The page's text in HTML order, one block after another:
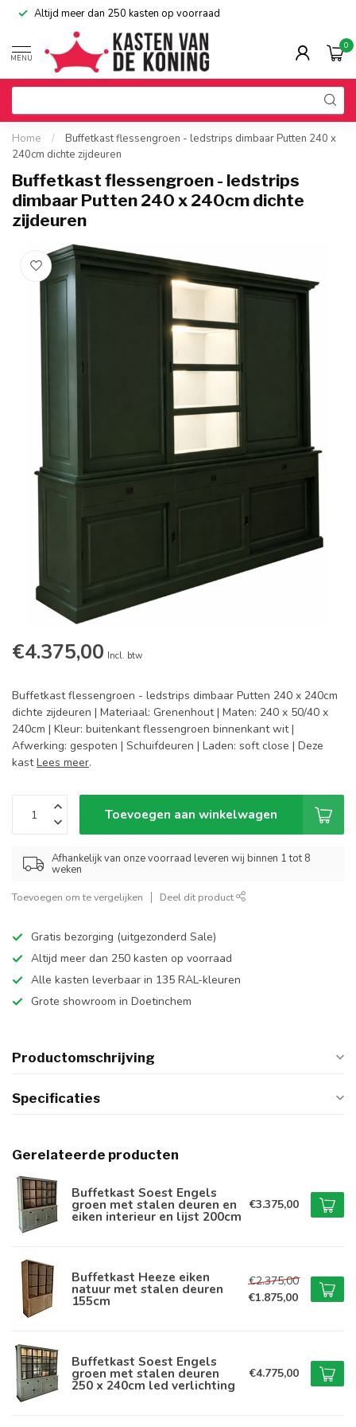
Altijd meer dan 250 kasten op voorraad
MENU
0
Home /
Buffetkast flessengroen - ledstrips dimbaar Putten 240 x
240cm dichte zijdeuren
Buffetkast flessengroen - ledstrips
dimbaar Putten 240 x 240cm dichte
zijdeuren
€4.375,00 Incl. btw
Buffetkast flessengroen - ledstrips dimbaar Putten 240 x 240cm
dichte zijdeuren | Materiaal: Grenenhout | Maten: 240 x 50/40 x
240cm | Kleur: buitenkant flessengroen binnenkant wit |
Afwerking: gespoten | Schuifdeuren | Laden: soft close | Deze
kastLees meer.
Toevoegen aan winkelwagen
Afhankelijk van onze voorraad leveren wij binnen 1 tot 8
weken
Toevoegen om te vergelijken Deel dit product
Gratis bezorging (uitgezonderd Sale)
Altijd meer dan 250 kasten op voorraad
Alle kasten leverbaar in 135 RAL-kleuren
Grote showroom in Doetinchem
Productomschrijving
Specificaties
Gerelateerde producten
Buffetkast Soest Engels
groen met stalen deuren en
eiken interieur en lijst 200cm
€3.375,00
Buffetkast Heeze eiken
natuur met stalen deuren
155cm
€2.375,00
€1.875,00
Buffetkast Soest Engels
groen met stalen deuren
250 x 240cm led verlichting
€4.775,00